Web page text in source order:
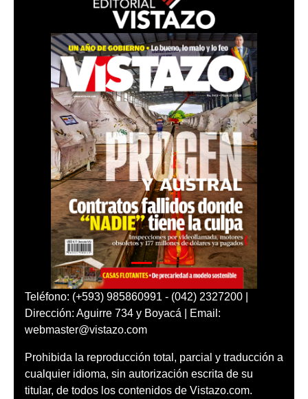
Teléfono: (+593) 985860991 - (042) 2327200 |
Dirección: Aguirre 734 y Boyacá | Email:
webmaster@vistazo.com
Prohibida la reproducción total, parcial y traducción a
cualquier idioma, sin autorización escrita de su
titular, de todos los contenidos de Vistazo.com.